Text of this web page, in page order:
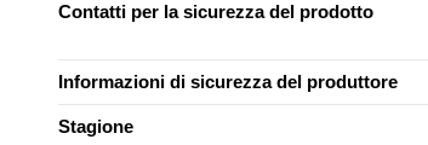
Contatti per la sicurezza del prodotto
Informazioni di sicurezza del produttore
Stagione